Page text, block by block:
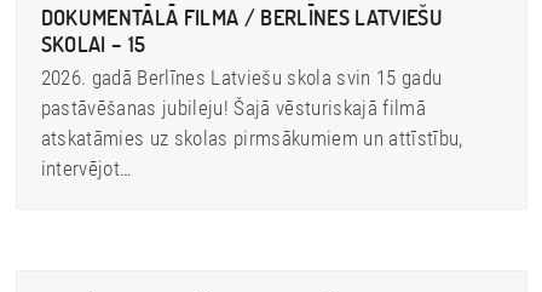
DOKUMENTĀLĀ FILMA / BERLĪNES LATVIEŠU
SKOLAI – 15
2026. gadā Berlīnes Latviešu skola svin 15 gadu
pastāvēšanas jubileju! Šajā vēsturiskajā filmā
atskatāmies uz skolas pirmsākumiem un attīstību,
intervējot…